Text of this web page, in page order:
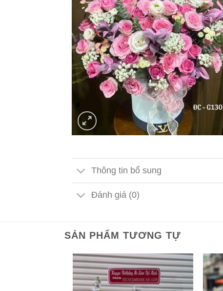
Thông tin bổ sung
Đánh giá (0)
SẢN PHẨM TƯƠNG TỰ